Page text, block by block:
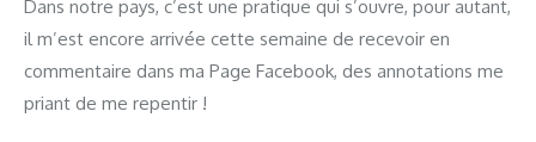
Dans notre pays, c’est une pratique qui s’ouvre, pour autant,
il m’est encore arrivée cette semaine de recevoir en
commentaire dans ma Page Facebook, des annotations me
priant de me repentir !